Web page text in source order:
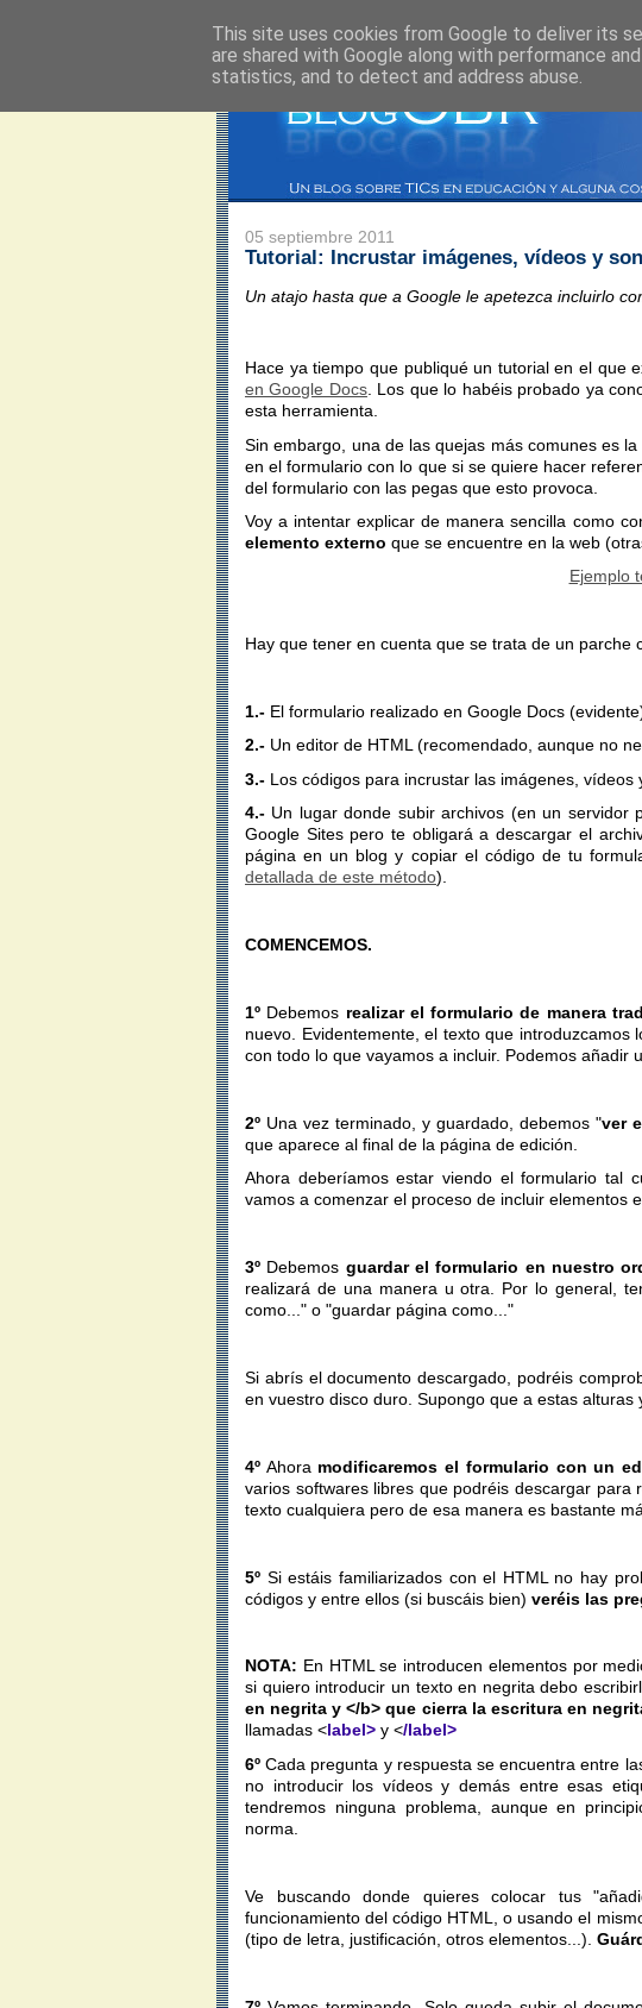
05 septiembre 2011
Tutorial: Incrustar imágenes, vídeos y
Un atajo hasta que a Google le apetezca incluirlo
Hace ya tiempo que publiqué un tutorial en el que
en Google Docs. Los que lo habéis probado ya
esta herramienta.
Sin embargo, una de las quejas más comunes es
en el formulario con lo que si se quiere hacer
del formulario con las pegas que esto provoca.
Voy a intentar explicar de manera sencilla como
elemento externo que se encuentre en la web
Ejemplo
Hay que tener en cuenta que se trata de un parche
1.- El formulario realizado en Google Docs
2.- Un editor de HTML (recomendado, aunque no
3.- Los códigos para incrustar las imágenes, vídeos
4.- Un lugar donde subir archivos (en un servidor
Google Sites pero te obligará a descargar el
página en un blog y copiar el código de tu
detallada de este método).
COMENCEMOS.
1º Debemos realizar el formulario de manera
nuevo. Evidentemente, el texto que
con todo lo que vayamos a incluir. Podemos añadir
2º Una vez terminado, y guardado, debemos "ver
que aparece al final de la página de edición.
Ahora deberíamos estar viendo el formulario tal
vamos a comenzar el proceso de incluir elementos
3º Debemos guardar el formulario en nuestro
realizará de una manera u otra. Por lo general,
como..." o "guardar página como..."
Si abrís el documento descargado, podréis
en vuestro disco duro. Supongo que a estas alturas
4º Ahora modificaremos el formulario con un
varios softwares libres que podréis descargar
texto cualquiera pero de esa manera es bastante
5º Si estáis familiarizados con el HTML no hay
códigos y entre ellos (si buscáis bien) veréis las
NOTA: En HTML se introducen elementos por
si quiero introducir un texto en negrita debo
en negrita y </b> que cierra la escritura en
llamadas <label> y </label>
6º Cada pregunta y respuesta se encuentra entre
no introducir los vídeos y demás entre esas
tendremos ninguna problema, aunque en
norma.
Ve buscando donde quieres colocar tus
funcionamiento del código HTML, o usando el
(tipo de letra, justificación, otros elementos...).
This site uses cookies from Google to deliver its
are shared with Google along with performance
statistics, and to detect and address abuse.